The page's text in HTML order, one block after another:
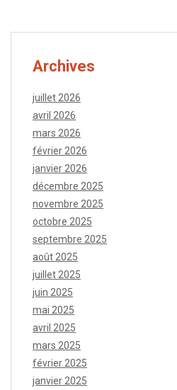
Archives
juillet 2026
avril 2026
mars 2026
février 2026
janvier 2026
décembre 2025
novembre 2025
octobre 2025
septembre 2025
août 2025
juillet 2025
juin 2025
mai 2025
avril 2025
mars 2025
février 2025
janvier 2025